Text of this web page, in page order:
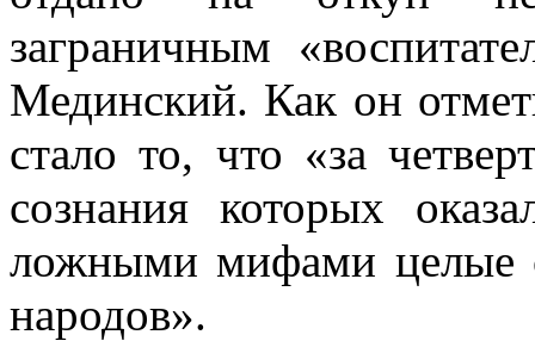
заграничным
Мединский. Как он
стало то, что «за
сознания которых
ложными мифами целые
народов».